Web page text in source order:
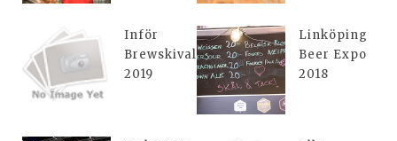
Inför
Brewskival
2019
Linköping
Beer Expo
2018